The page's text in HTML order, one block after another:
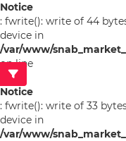
Notice
: fwrite(): write of 44
device in
/var/www/
on line
53
Notice
: fwrite(): write of 33
device in
/var/www/